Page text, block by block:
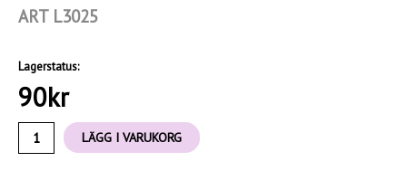
ART L3025
Lagerstatus:
90kr
LÄGG I VARUKORG